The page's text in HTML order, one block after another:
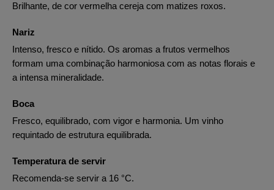
Brilhante, de cor vermelha cereja com matizes roxos.
Nariz
Intenso, fresco e nítido. Os aromas a frutos vermelhos
formam uma combinação harmoniosa com as notas florais e
a intensa mineralidade.
Boca
Fresco, equilibrado, com vigor e harmonia. Um vinho
requintado de estrutura equilibrada.
Temperatura de servir
Recomenda-se servir a 16 °C.